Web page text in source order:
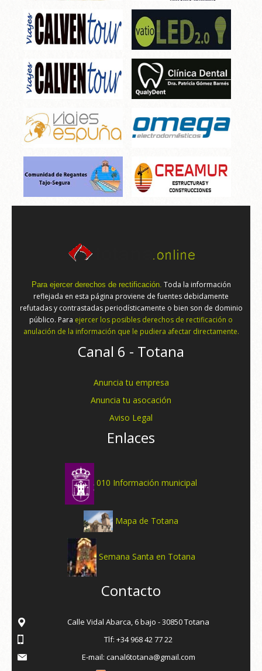
Para ejercer derechos de rectificación. Toda la información
reflejada en esta página proviene de fuentes debidamente
refutadas y contrastadas periodísticamente o bien son de dominio
público. Para ejercer los posibles derechos de rectificación o
anulación de la información que le pudiera afectar directamente.
Canal 6 - Totana
Anuncia tu empresa
Anuncia tu asocación
Aviso Legal
Enlaces
010 Información municipal
Mapa de Totana
Semana Santa en Totana
Contacto
Calle Vidal Abarca, 6 bajo - 30850 Totana
Tlf: +34 968 42 77 22
E-mail: canal6totana@gmail.com